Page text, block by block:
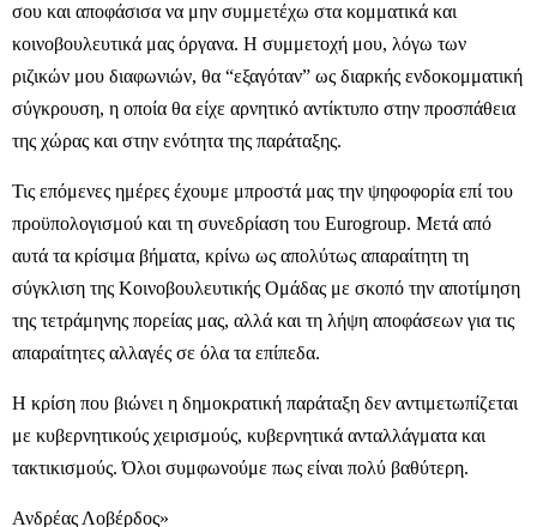
σου και αποφάσισα να μην συμμετέχω στα κομματικά και
κοινοβουλευτικά μας όργανα. Η συμμετοχή μου, λόγω των
ριζικών μου διαφωνιών, θα “εξαγόταν” ως διαρκής ενδοκομματική
σύγκρουση, η οποία θα είχε αρνητικό αντίκτυπο στην προσπάθεια
της χώρας και στην ενότητα της παράταξης.
Τις επόμενες ημέρες έχουμε μπροστά μας την ψηφοφορία επί του
προϋπολογισμού και τη συνεδρίαση του Eurogroup. Μετά από
αυτά τα κρίσιμα βήματα, κρίνω ως απολύτως απαραίτητη τη
σύγκλιση της Κοινοβουλευτικής Ομάδας με σκοπό την αποτίμηση
της τετράμηνης πορείας μας, αλλά και τη λήψη αποφάσεων για τις
απαραίτητες αλλαγές σε όλα τα επίπεδα.
Η κρίση που βιώνει η δημοκρατική παράταξη δεν αντιμετωπίζεται
με κυβερνητικούς χειρισμούς, κυβερνητικά ανταλλάγματα και
τακτικισμούς. Όλοι συμφωνούμε πως είναι πολύ βαθύτερη.
Ανδρέας Λοβέρδος»